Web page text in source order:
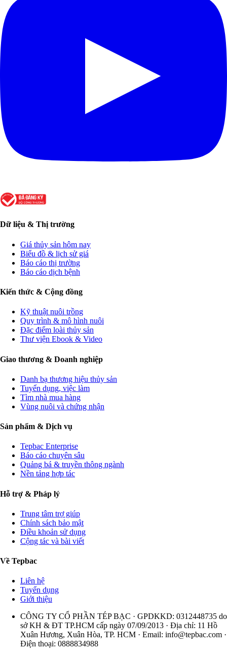
Dữ liệu & Thị trường
Giá thủy sản hôm nay
Biểu đồ & lịch sử giá
Báo cáo thị trường
Báo cáo dịch bệnh
Kiến thức & Cộng đồng
Kỹ thuật nuôi trồng
Quy trình & mô hình nuôi
Đặc điểm loài thủy sản
Thư viện Ebook & Video
Giao thương & Doanh nghiệp
Danh bạ thương hiệu thủy sản
Tuyển dụng, việc làm
Tìm nhà mua hàng
Vùng nuôi và chứng nhận
Sản phẩm & Dịch vụ
Tepbac Enterprise
Báo cáo chuyên sâu
Quảng bá & truyền thông ngành
Nền tảng hợp tác
Hỗ trợ & Pháp lý
Trung tâm trợ giúp
Chính sách bảo mật
Điều khoản sử dụng
Cộng tác và bài viết
Về Tepbac
Liên hệ
Tuyển dụng
Giới thiệu
CÔNG TY CỔ PHẦN TÉP BẠC · GPDKKD: 0312448735 do
sở KH & ĐT TP.HCM cấp ngày 07/09/2013 · Địa chỉ: 11 Hồ
Xuân Hương, Xuân Hòa, TP. HCM · Email: info@tepbac.com ·
Điện thoại: 0888834988